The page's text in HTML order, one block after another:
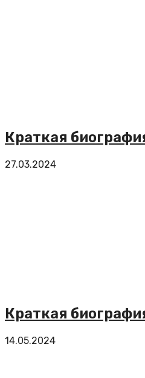
Краткая
27.03.2024
Краткая
14.05.2024